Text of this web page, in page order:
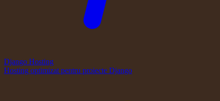
Django Hosting
Hosting optimizat pentru proiecte Django